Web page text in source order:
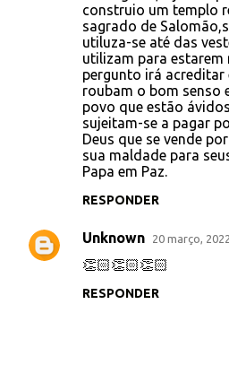
construio um templo
sagrado de
utiluza-se até das
utilizam para estarem
pergunto irá acreditar
roubam o bom senso
povo que estão
sujeitam-se a pagar
Deus que se vende
sua maldade para
Papa em Paz.
RESPONDER
Unknown 20 março, 2022
👏🏻👏🏻👏🏻
RESPONDER